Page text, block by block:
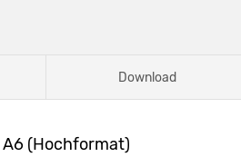
Download
(Hochformat)